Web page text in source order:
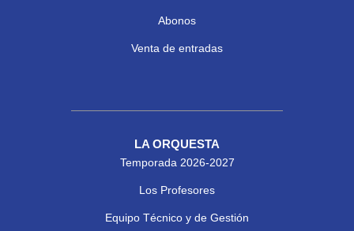
Abonos
Venta de entradas
LA ORQUESTA
Temporada 2026-2027
Los Profesores
Equipo Técnico y de Gestión